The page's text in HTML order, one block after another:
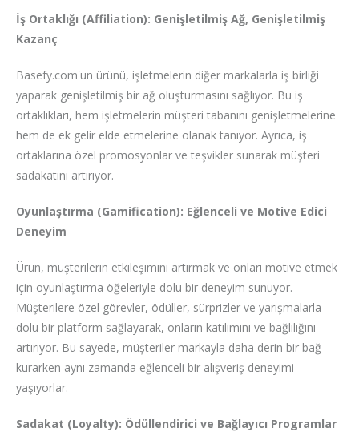
İş Ortaklığı (Affiliation): Genişletilmiş Ağ, Genişletilmiş
Kazanç
Basefy.com'un ürünü, işletmelerin diğer markalarla iş birliği
yaparak genişletilmiş bir ağ oluşturmasını sağlıyor. Bu iş
ortaklıkları, hem işletmelerin müşteri tabanını genişletmelerine
hem de ek gelir elde etmelerine olanak tanıyor. Ayrıca, iş
ortaklarına özel promosyonlar ve teşvikler sunarak müşteri
sadakatini artırıyor.
Oyunlaştırma (Gamification): Eğlenceli ve Motive Edici
Deneyim
Ürün, müşterilerin etkileşimini artırmak ve onları motive etmek
için oyunlaştırma öğeleriyle dolu bir deneyim sunuyor.
Müşterilere özel görevler, ödüller, sürprizler ve yarışmalarla
dolu bir platform sağlayarak, onların katılımını ve bağlılığını
artırıyor. Bu sayede, müşteriler markayla daha derin bir bağ
kurarken aynı zamanda eğlenceli bir alışveriş deneyimi
yaşıyorlar.
Sadakat (Loyalty): Ödüllendirici ve Bağlayıcı Programlar